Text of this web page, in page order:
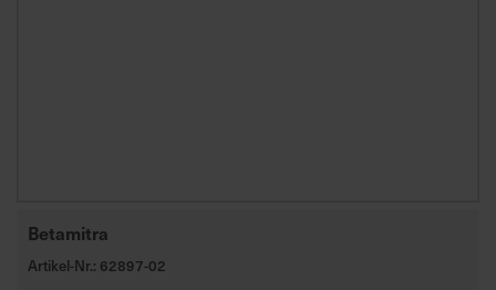
Betamitra
Artikel-Nr.: 62897-02